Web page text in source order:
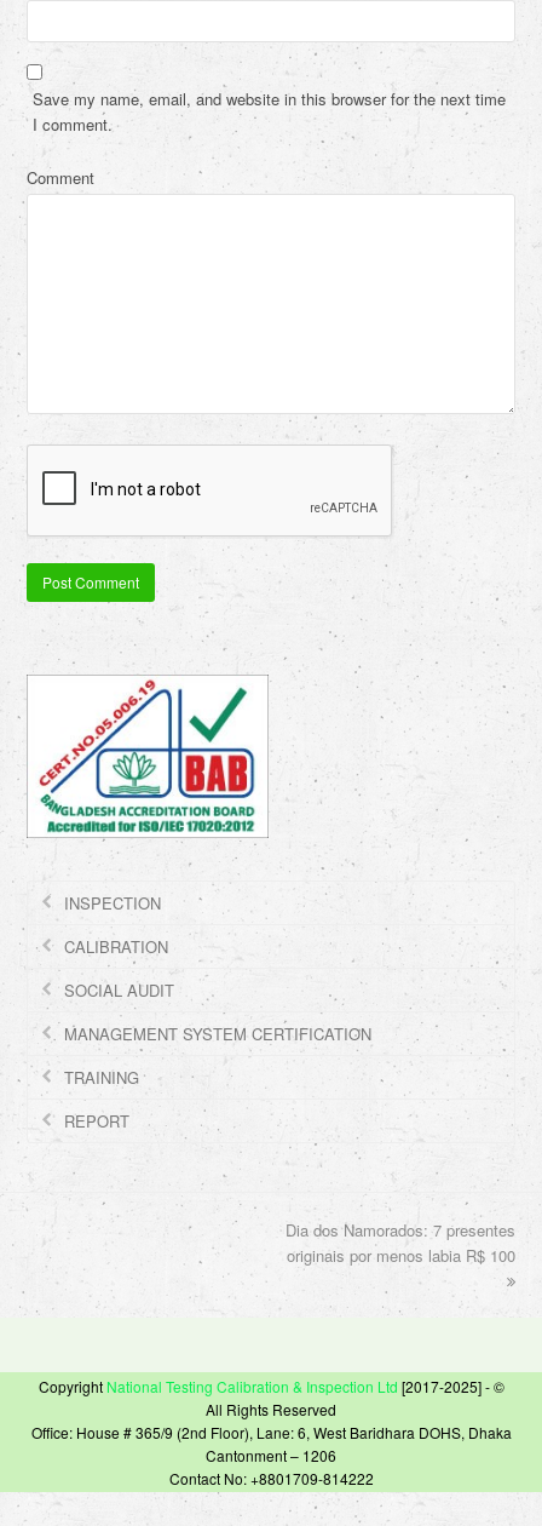
Save my name, email, and website in this browser for the next time
I comment.
Comment
INSPECTION
CALIBRATION
SOCIAL AUDIT
MANAGEMENT SYSTEM CERTIFICATION
TRAINING
REPORT
next
post:
Dia dos Namorados: 7 presentes
originais por menos labia R$ 100
Copyright National Testing Calibration & Inspection Ltd [2017-2025] - ©
All Rights Reserved
Office: House # 365/9 (2nd Floor), Lane: 6, West Baridhara DOHS, Dhaka
Cantonment – 1206
Contact No: +8801709-814222